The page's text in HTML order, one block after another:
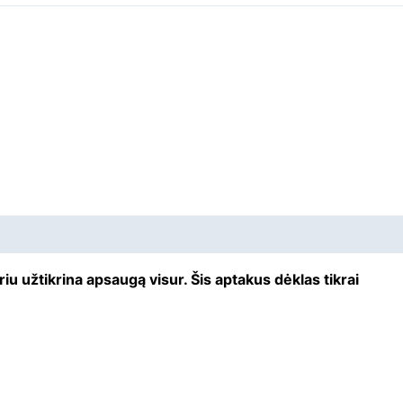
užtikrina apsaugą visur. Šis aptakus dėklas tikrai